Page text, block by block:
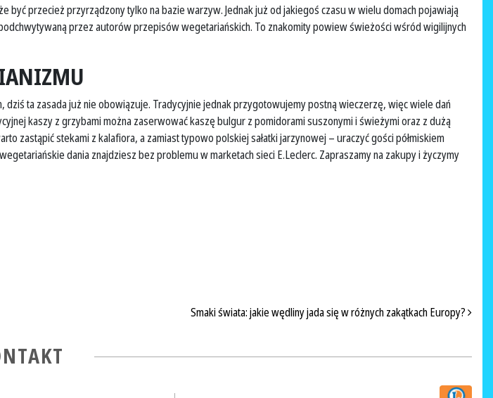
przecież przyrządzony tylko na bazie warzyw. Jednak już od jakiegoś czasu w wielu domach pojawiają
przez autorów przepisów wegetariańskich. To znakomity powiew świeżości wśród wigilijnych
ta zasada już nie obowiązuje. Tradycyjnie jednak przygotowujemy postną wieczerzę, więc wiele dań
kaszy z grzybami można zaserwować kaszę bulgur z pomidorami suszonymi i świeżymi oraz z dużą
zastąpić stekami z kalafiora, a zamiast typowo polskiej sałatki jarzynowej – uraczyć gości półmiskiem
dania znajdziesz bez problemu w marketach sieci E.Leclerc. Zapraszamy na zakupy i życzymy
Smaki świata: jakie wędliny jada się w różnych zakątkach Europy?